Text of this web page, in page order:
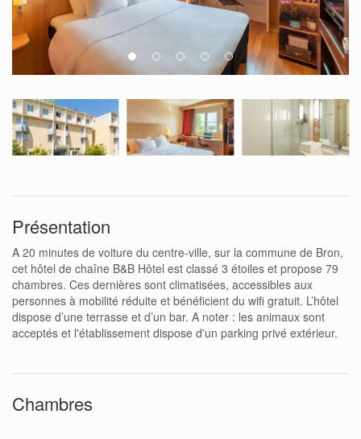
Présentation
A 20 minutes de voiture du centre-ville, sur la commune de Bron,
cet hôtel de chaîne B&B Hôtel est classé 3 étoiles et propose 79
chambres. Ces dernières sont climatisées, accessibles aux
personnes à mobilité réduite et bénéficient du wifi gratuit. L’hôtel
dispose d’une terrasse et d’un bar. A noter : les animaux sont
acceptés et l'établissement dispose d'un parking privé extérieur.
Chambres